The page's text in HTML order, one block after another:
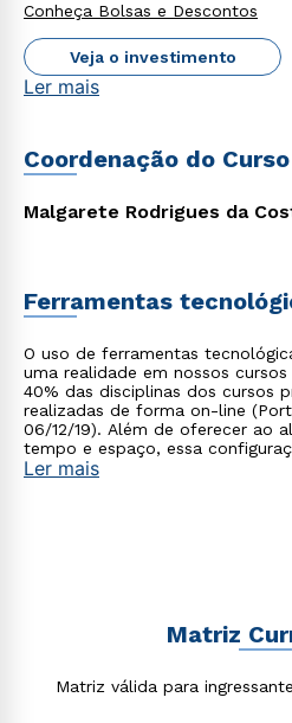
Conheça Bolsas e Descontos
Veja o investimento
Ler mais
Coordenação do Curso
Malgarete Rodrigues da
Ferramentas
O uso de ferramentas
uma realidade em nossos
40% das disciplinas dos cursos
realizadas de forma on-line
06/12/19). Além de oferecer ao
tempo e espaço, essa
no processo de construção do
Ler mais
Matriz
Matriz válida para